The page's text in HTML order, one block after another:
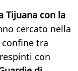
Tijuana con la
cercato nella
tra
con